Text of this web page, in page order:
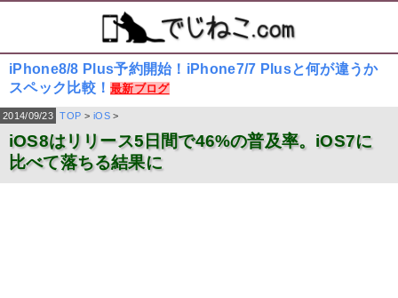
iPhone8/8 Plus予約開始！iPhone7/7 Plusと何が違うか
スペック比較！最新ブログ
2014/09/23 TOP > iOS >
iOS8はリリース5日間で46%の普及率。iOS7に
比べて落ちる結果に